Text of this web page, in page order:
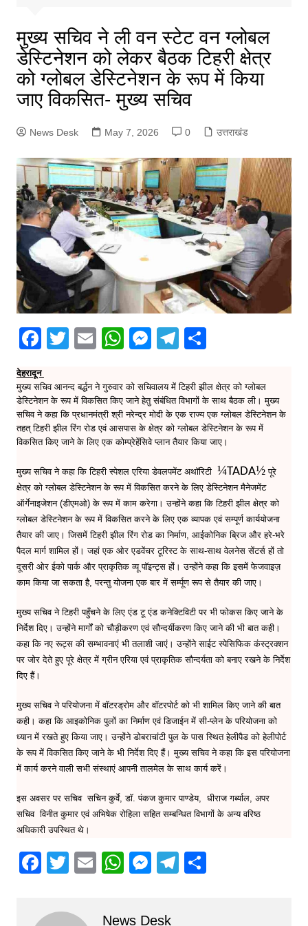
मुख्य सचिव ने ली वन स्टेट वन ग्लोबल
डेस्टिनेशन को लेकर बैठक टिहरी क्षेत्र
को ग्लोबल डेस्टिनेशन के रूप में किया
जाए विकसित- मुख्य सचिव
News Desk May 7, 2026 0 उत्तराखंड
F
c
e
b
o
o
k
T
itt
er
E
ai
l
W
at
s
A
p
p
M
s
s
e
n
g
er
T
e
gr
a
m
S
ar
e
देहरादून
मुख्य सचिव आनन्द बर्द्धन ने गुरुवार को सचिवालय में टिहरी झील क्षेत्र को ग्लोबल
डेस्टिनेशन के रूप में विकसित किए जाने हेतु संबंधित विभागों के साथ बैठक ली। मुख्य
सचिव ने कहा कि प्रधानमंत्री श्री नरेन्द्र मोदी के एक राज्य एक ग्लोबल डेस्टिनेशन के
तहत् टिहरी झील रिंग रोड एवं आसपास के क्षेत्र को ग्लोबल डेस्टिनेशन के रूप में
विकसित किए जाने के लिए एक कोम्प्रेहेंसिवे प्लान तैयार किया जाए।
मुख्य सचिव ने कहा कि टिहरी स्पेशल एरिया डेवलपमेंट अथॉरिटी ¼TADA½पूरे
क्षेत्र को ग्लोबल डेस्टिनेशन के रूप में विकसित करने के लिए डेस्टिनेशन मैनेजमेंट
ऑर्गेनाइजेशन (डीएमओ) के रूप में काम करेगा। उन्होंने कहा कि टिहरी झील क्षेत्र को
ग्लोबल डेस्टिनेशन के रूप में विकसित करने के लिए एक व्यापक एवं सम्पूर्ण कार्ययोजना
तैयार की जाए। जिसमें टिहरी झील रिंग रोड का निर्माण, आईकोनिक ब्रिज और हरे-भरे
पैदल मार्ग शामिल हों। जहां एक ओर एडवेंचर टूरिस्ट के साथ-साथ वेलनेस सेंटर्स हों तो
दूसरी ओर ईको पार्क और प्राकृतिक व्यू पॉइन्ट्स हों। उन्होंने कहा कि इसमें फेजवाइज़
काम किया जा सकता है, परन्तु योजना एक बार में सर्म्पूण रूप से तैयार की जाए।
मुख्य सचिव ने टिहरी पहुँचने के लिए एंड टू एंड कनेक्टिविटी पर भी फोकस किए जाने के
निर्देश दिए। उन्होंने मार्गों को चौड़ीकरण एवं सौन्दर्यीकरण किए जाने की भी बात कही।
कहा कि नए रूट्स की सम्भावनाएं भी तलाशी जाएं। उन्होंने साईट स्पेसिफिक कंस्ट्रक्शन
पर जोर देते हुए पूरे क्षेत्र में ग्रीन एरिया एवं प्राकृतिक सौन्दर्यता को बनाए रखने के निर्देश
दिए हैं।
मुख्य सचिव ने परियोजना में वॉटरड्रोम और वॉटरपोर्ट को भी शामिल किए जाने की बात
कही। कहा कि आइकोनिक पुलों का निर्माण एवं डिजाईन में सी-प्लेन के परियोजना को
ध्यान में रखते हुए किया जाए। उन्होंने डोबराचांटी पुल के पास स्थित हेलीपैड को हेलीपोर्ट
के रूप में विकसित किए जाने के भी निर्देश दिए हैं। मुख्य सचिव ने कहा कि इस परियोजना
में कार्य करने वाली सभी संस्थाएं आपनी तालमेल के साथ कार्य करें।
इस अवसर पर सचिव सचिन कुर्वे, डॉ. पंकज कुमार पाण्डेय, धीराज गर्ब्याल, अपर
सचिव विनीत कुमार एवं अभिषेक रोहिला सहित सम्बन्धित विभागों के अन्य वरिष्ठ
अधिकारी उपस्थित थे।
F
c
T
itt
E W M T S
News Desk